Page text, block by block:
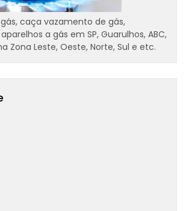
caça vazamento de gás,
a gás em SP, Guarulhos, ABC,
Zona Leste, Oeste, Norte, Sul e etc.